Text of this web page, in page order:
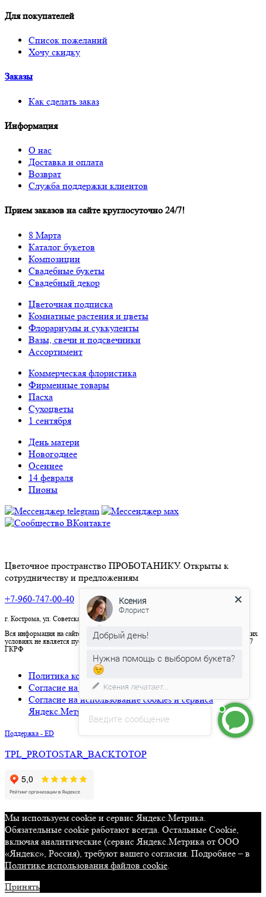
Для покупателей
Список пожеланий
Хочу скидку
Заказы
Как сделать заказ
Информация
О нас
Доставка и оплата
Возврат
Служба поддержки клиентов
Прием заказов на сайте круглосуточно 24/7!
8 Марта
Каталог букетов
Композиции
Свадебные букеты
Свадебный декор
Цветочная подписка
Комнатные растения и цветы
Флорариумы и суккуленты
Вазы, свечи и подсвечники
Ассортимент
Коммерческая флористика
Фирменные товары
Пасха
Сухоцветы
1 сентября
День матери
Новогоднее
Осеннее
14 февраля
Пионы
Цветочное пространство ПРОБОТАНИКУ. Открыты к
сотрудничеству и предложениям
+7-960-747-00-40
г. Кострома, ул. Советская, 2
Вся информация на сайте носит исключительно справочный характер и ни при каких
условиях не является публичной офертой, определяемой положениями Статьи 437
ГКРФ
Политика конфиденциальности
Согласие на обработку персональных данных
Согласие на использование cookies и сервиса
Яндекс.Метрика
Поддержка - ED
TPL_PROTOSTAR_BACKTOTOP
Мы используем cookie и сервис Яндекс.Метрика.
Обязательные cookie работают всегда. Остальные Сookie,
включая аналитические (сервис Яндекс.Метрика от ООО
«Яндекс», Россия), требуют вашего согласия. Подробнее – в
Политике использования файлов cookie
Принять
Введите сообщение
Ксения
Флорист
Добрый день!
Нужна помощь с выбором букета?
Ксения печатает...